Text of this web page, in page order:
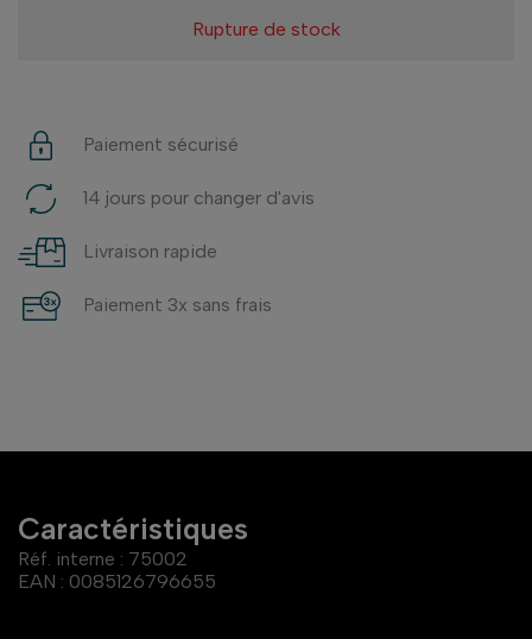
Rupture de stock
Paiement sécurisé
14 jours pour changer d'avis
Livraison rapide
Paiement 3x sans frais
Caractéristiques
Réf. interne : 75002
EAN : 0085126796655